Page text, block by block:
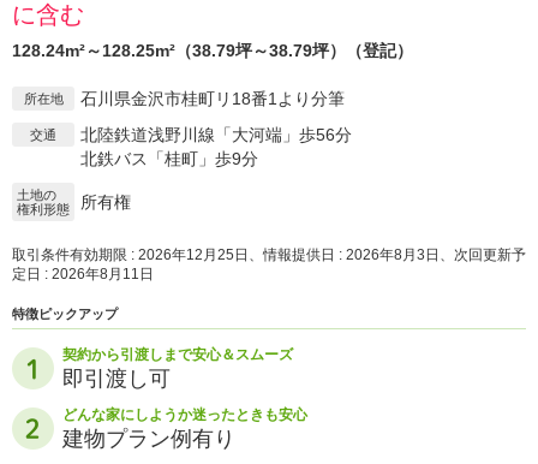
に含む
128.24m²～128.25m²（38.79坪～38.79坪）（登記）
所在地 石川県金沢市桂町リ18番1より分筆
交通
北陸鉄道浅野川線「大河端」歩56分
北鉄バス「桂町」歩9分
土地の
権利形態
所有権
取引条件有効期限 : 2026年12月25日、情報提供日 : 2026年8月3日、次回更新予
定日 : 2026年8月11日
特徴ピックアップ
契約から引渡しまで安心＆スムーズ
即引渡し可
どんな家にしようか迷ったときも安心
建物プラン例有り